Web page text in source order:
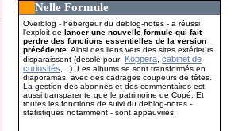
Nelle Formule
Overblog - hébergeur du deblog-notes - a réussi
l'exploit delancer une nouvelle formule qui fait
perdre des fonctions essentielles de la version
précédente . Ainsi des liens vers des sites extérieurs
disparaissent (désolé pour Koppera ,cabinet de
curiosités , ..). Les albums se sont transformés en
diaporamas, avec des cadrages coupeurs de têtes.
La gestion des abonnés et des commentaires est
aussi transparente que le patrimoine de Copé. Et
toutes les fonctions de suivi du deblog-notes -
statistiques notamment - sont appauvries.